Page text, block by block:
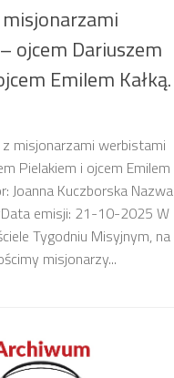
ojcem Dariuszem
Emilem Kałką.
misjonarzami werbistami
Pielakiem i ojcem Emilem
Joanna Kuczborska Nazwa
emisji: 21-10-2025 W
Tygodniu Misyjnym, na
misjonarzy...